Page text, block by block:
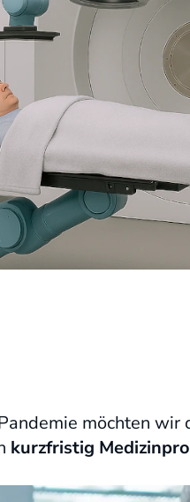
möchten
kurzfristig